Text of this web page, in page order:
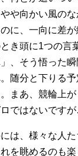
や向かい風の
に、一向に差
き頭に1つの言
、そう悟った瞬
随分と下りる
まあ、競輪上
ではないです
は、様々な人
を眺めるのも